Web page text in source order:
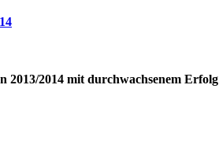
2013/2014 mit durchwachsenem Erfolg